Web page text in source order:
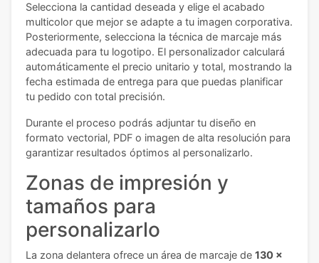
Selecciona la cantidad deseada y elige el acabado
multicolor que mejor se adapte a tu imagen corporativa.
Posteriormente, selecciona la técnica de marcaje más
adecuada para tu logotipo. El personalizador calculará
automáticamente el precio unitario y total, mostrando la
fecha estimada de entrega para que puedas planificar
tu pedido con total precisión.
Durante el proceso podrás adjuntar tu diseño en
formato vectorial, PDF o imagen de alta resolución para
garantizar resultados óptimos al personalizarlo.
Zonas de impresión y
tamaños para
personalizarlo
La zona delantera ofrece un área de marcaje de 130 x